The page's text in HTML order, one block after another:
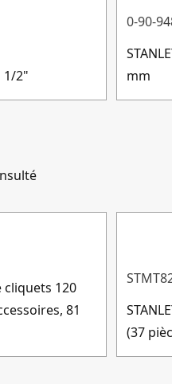
garanti et
recyclés dans
1/2"
0-90-
mm
cliquets 120
81
(37